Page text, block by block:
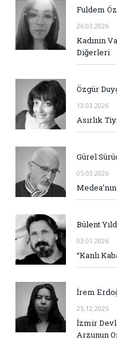
Fuldem
26.03.2026
Kadının
Diğerleri
Özgür
13.03.2026
Asırlık
Gürel
05.03.2026
Bülent
03.01.2026
“Kanlı
İrem
25.12.2025
İzmir
Arzunun